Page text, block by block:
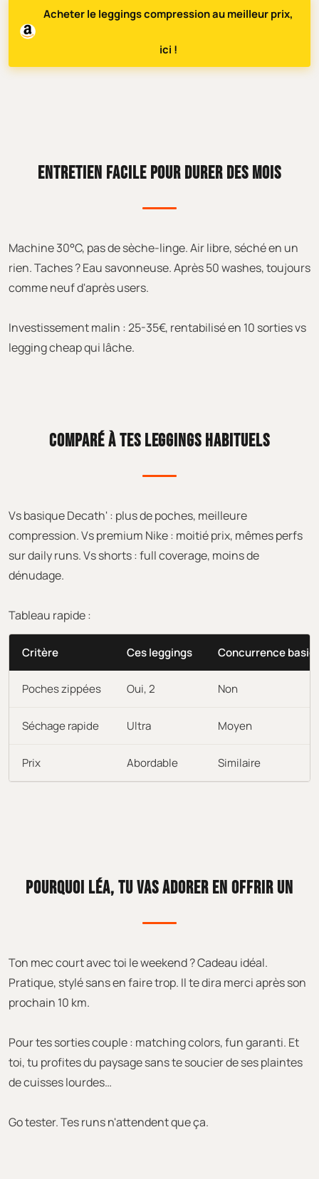
Acheter le leggings compression au meilleur prix,
ici !
ENTRETIEN FACILE POUR DURER DES MOIS
Machine 30°C, pas de sèche-linge. Air libre, séché en un
rien. Taches ? Eau savonneuse. Après 50 washes, toujours
comme neuf d'après users.
Investissement malin : 25-35€, rentabilisé en 10 sorties vs
legging cheap qui lâche.
COMPARÉ À TES LEGGINGS HABITUELS
Vs basique Decath' : plus de poches, meilleure
compression. Vs premium Nike : moitié prix, mêmes perfs
sur daily runs. Vs shorts : full coverage, moins de
dénudage.
Tableau rapide :
Critère Ces leggings Concurrence
Poches zippées Oui, 2 Non
Séchage rapide Ultra Moyen
Prix Abordable Similaire
POURQUOI LÉA, TU VAS ADORER EN OFFRIR UN
Ton mec court avec toi le weekend ? Cadeau idéal.
Pratique, stylé sans en faire trop. Il te dira merci après son
prochain 10 km.
Pour tes sorties couple : matching colors, fun garanti. Et
toi, tu profites du paysage sans te soucier de ses plaintes
de cuisses lourdes…
Go tester. Tes runs n'attendent que ça.